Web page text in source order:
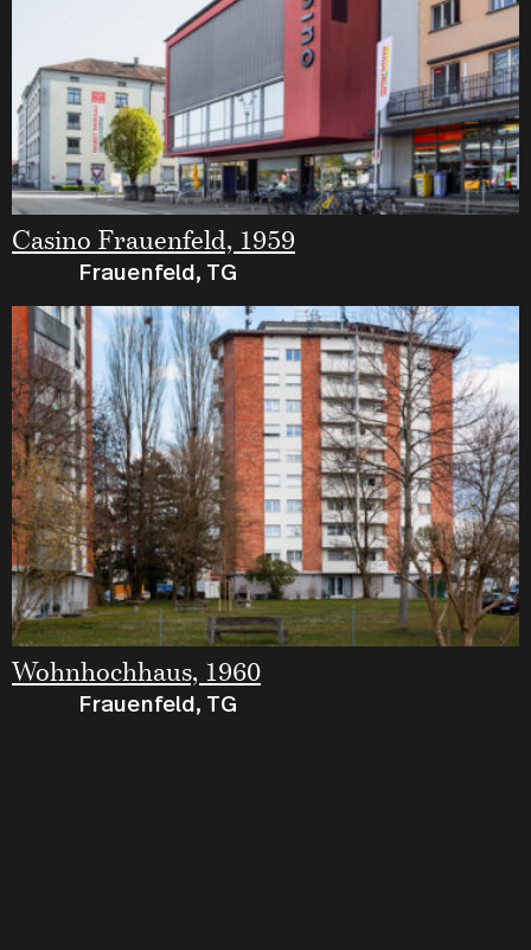
Casino Frauenfeld, 1959
Frauenfeld, TG
Wohnhochhaus, 1960
Frauenfeld, TG